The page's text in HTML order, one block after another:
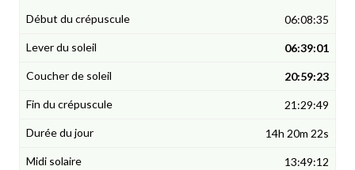
06:08:35
06:39:01
20:59:23
21:29:49
14h 20m 22s
13:49:12